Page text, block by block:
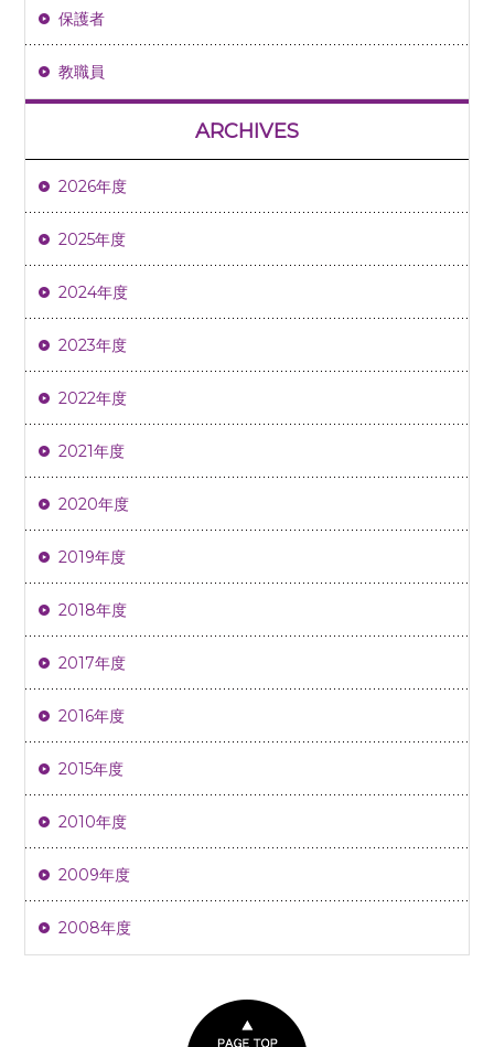
保護者
教職員
ARCHIVES
2026年度
2025年度
2024年度
2023年度
2022年度
2021年度
2020年度
2019年度
2018年度
2017年度
2016年度
2015年度
2010年度
2009年度
2008年度